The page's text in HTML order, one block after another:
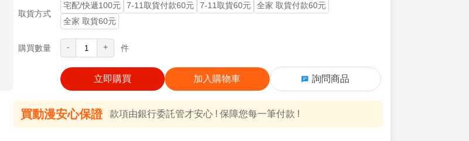
取貨方式
宅配/快遞100元 7-11取貨付款60元 7-11取貨60元
全家 取貨付款60元
全家 取貨60元
購買數量 - + 件
立即購買 加入購物車 詢問商品
買動漫安心保證 款項由銀行委託管才安心 ! 保障您每一筆付款 !